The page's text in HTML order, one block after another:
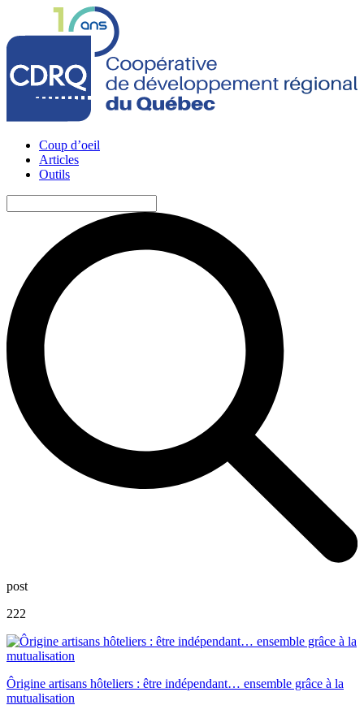
Coup d’oeil
Articles
Outils
post
222
Ôrigine artisans hôteliers : être indépendant… ensemble grâce à la
mutualisation